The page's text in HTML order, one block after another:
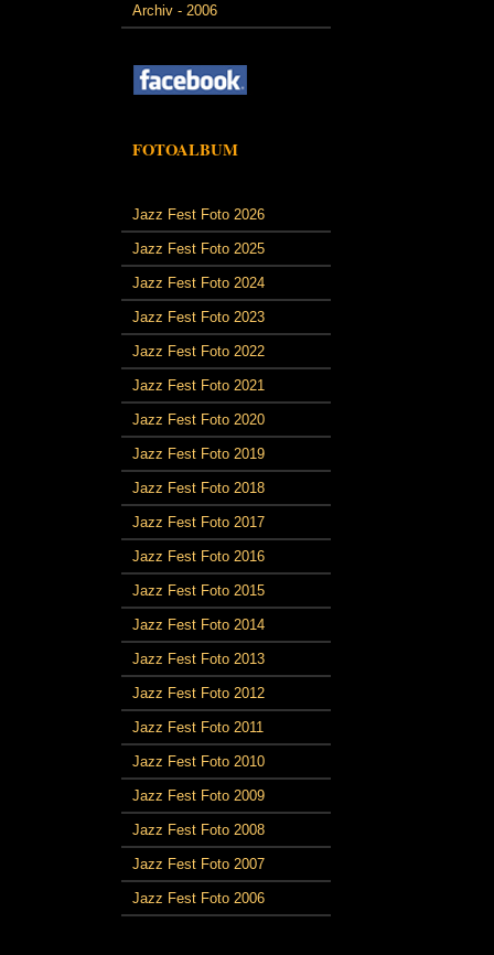
Archiv - 2006
FOTOALBUM
Jazz Fest Foto 2026
Jazz Fest Foto 2025
Jazz Fest Foto 2024
Jazz Fest Foto 2023
Jazz Fest Foto 2022
Jazz Fest Foto 2021
Jazz Fest Foto 2020
Jazz Fest Foto 2019
Jazz Fest Foto 2018
Jazz Fest Foto 2017
Jazz Fest Foto 2016
Jazz Fest Foto 2015
Jazz Fest Foto 2014
Jazz Fest Foto 2013
Jazz Fest Foto 2012
Jazz Fest Foto 2011
Jazz Fest Foto 2010
Jazz Fest Foto 2009
Jazz Fest Foto 2008
Jazz Fest Foto 2007
Jazz Fest Foto 2006